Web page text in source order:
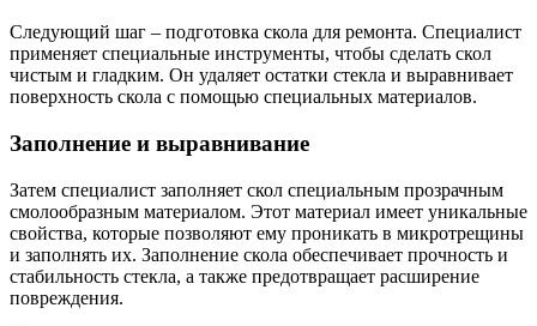
Следующий шаг – подготовка скола для ремонта. Специалист
применяет специальные инструменты, чтобы сделать скол
чистым и гладким. Он удаляет остатки стекла и выравнивает
поверхность скола с помощью специальных материалов.
Заполнение и выравнивание
Затем специалист заполняет скол специальным прозрачным
смолообразным материалом. Этот материал имеет уникальные
свойства, которые позволяют ему проникать в микротрещины
и заполнять их. Заполнение скола обеспечивает прочность и
стабильность стекла, а также предотвращает расширение
повреждения.